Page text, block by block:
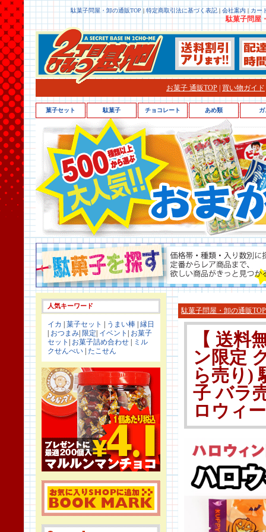
駄菓子問屋・卸の通販TOP | 特定商取引法に基づく表記 | 会社案内 | カー
駄菓子問屋
お菓子 通販TOP 買い物ガイド
人気キーワード
イカ 菓子セット うまい棒 縁日
おつまみ 限定 イベント
お菓子
セット
お菓子詰め合わせ
ミル
クせんべい たこせん
駄菓子問屋・卸の通販TOP
【 送料
ン限定
ら売り)
子 バラ
ロウィ